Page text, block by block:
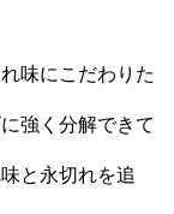
味にこだわりた
強く分解できて
と永切れを追